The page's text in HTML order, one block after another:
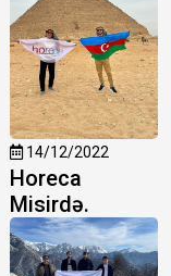
14/12/2022
Horeca
Misirdə.